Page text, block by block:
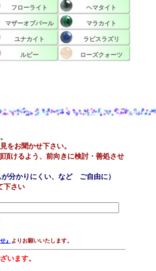
フローライト ヘマタイト
マザーオブパール マラカイト
ユナカイト ラピスラズリ
ルビー ローズクォーツ
をお聞かせ下さい。
けるよう、前向きに検討・善処させ
分かりにくい、など ご自由に）
下さい
』 よりお願いいたします。
います。